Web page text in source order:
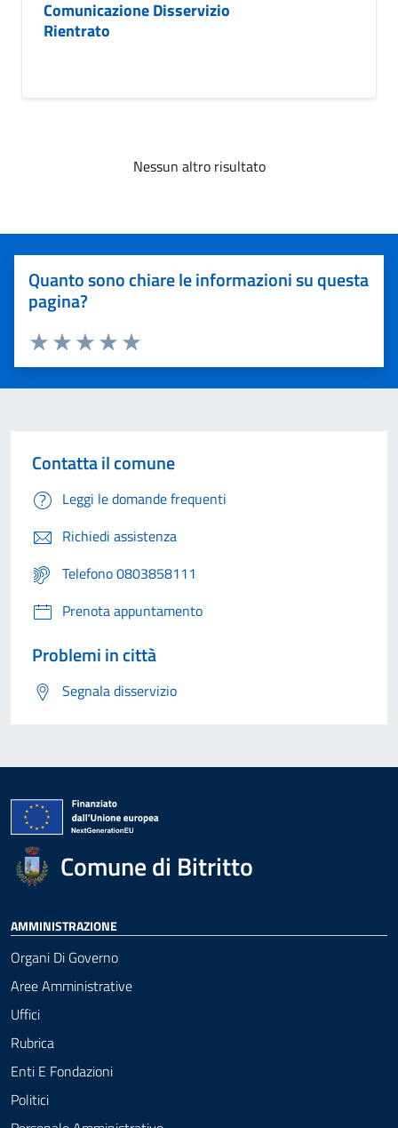
Comunicazione Disservizio
Rientrato
Nessun altro risultato
Quanto sono chiare le informazioni su questa
pagina?
Valuta 5 stelle su 5
Valuta 4 stelle su 5
Valuta 3 stelle su 5
Valuta 2 stelle su 5
Valuta 1 stelle su 5
Contatta il comune
Leggi le domande frequenti
Richiedi assistenza
Telefono 0803858111
Prenota appuntamento
Problemi in città
Segnala disservizio
Comune di Bitritto
AMMINISTRAZIONE
Organi Di Governo
Aree Amministrative
Uffici
Rubrica
Enti E Fondazioni
Politici